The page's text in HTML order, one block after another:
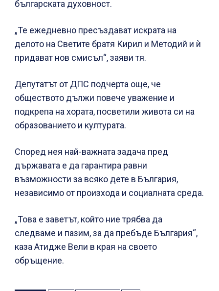
българската духовност.
„Те ежедневно пресъздават искрата на
делото на Светите братя Кирил и Методий и ѝ
придават нов смисъл“, заяви тя.
Депутатът от ДПС подчерта още, че
обществото дължи повече уважение и
подкрепа на хората, посветили живота си на
образованието и културата.
Според нея най-важната задача пред
държавата е да гарантира равни
възможности за всяко дете в България,
независимо от произхода и социалната среда.
„Това е заветът, който ние трябва да
следваме и пазим, за да пребъде България“,
каза Атидже Вели в края на своето
обръщение.